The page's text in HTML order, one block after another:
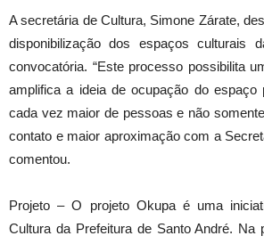
A secretária de Cultura, Simone Zárate,
disponibilização dos espaços culturais
convocatória. “Este processo possibilita
amplifica a ideia de ocupação do espaço
cada vez maior de pessoas e não
contato e maior aproximação com a
comentou.
Projeto – O projeto Okupa é uma
Cultura da Prefeitura de Santo André. Na